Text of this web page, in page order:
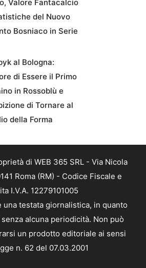
Valore Fantacalcio
del Nuovo
Bosniaco in Serie
al Bologna:
di Essere il Primo
in Rossoblù e
di Tornare al
della Forma
di WEB 365 SRL - Via Nicola
Roma (RM) - Codice Fiscale e
I.V.A. 12279101005
una testata giornalistica, in quanto
alcuna periodicità. Non può
un prodotto editoriale ai sensi
n. 62 del 07.03.2001